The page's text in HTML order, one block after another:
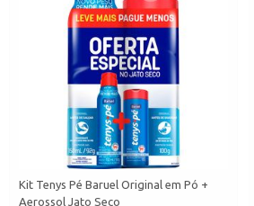
Kit Tenys Pé Baruel Original em Pó +
Aerossol Jato Seco